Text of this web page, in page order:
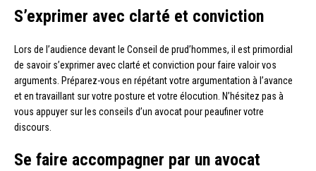
S’exprimer avec clarté et conviction
Lors de l’audience devant le Conseil de prud’hommes, il est primordial
de savoir s’exprimer avec clarté et conviction pour faire valoir vos
arguments. Préparez-vous en répétant votre argumentation à l’avance
et en travaillant sur votre posture et votre élocution. N’hésitez pas à
vous appuyer sur les conseils d’un avocat pour peaufiner votre
discours.
Se faire accompagner par un avocat